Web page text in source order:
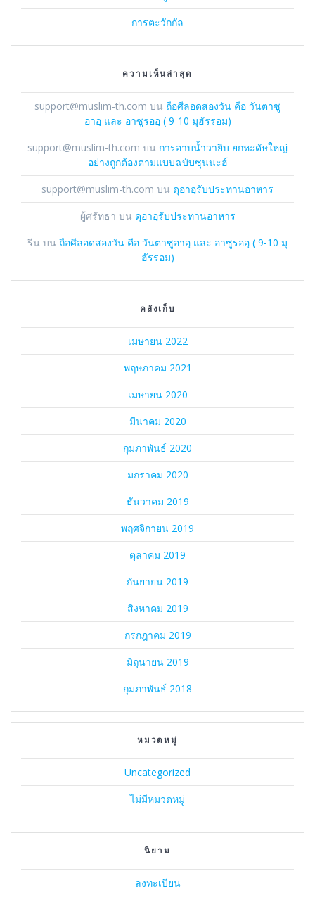
การตะวักกัล
ความเห็นล่าสุด
support@muslim-th.com บน ถือศีลอดสองวัน คือ วันตาซู
อาอฺ และ อาซูรออฺ ( 9-10 มุฮัรรอม)
support@muslim-th.com บน การอาบน้ำวายิบ ยกหะดัษใหญ่
อย่างถูกต้องตามแบบฉบับซุนนะฮ์
support@muslim-th.com บน ดุอาอฺรับประทานอาหาร
ผู้ศรัทธา บน ดุอาอฺรับประทานอาหาร
รีน บน ถือศีลอดสองวัน คือ วันตาซูอาอฺ และ อาซูรออฺ ( 9-10 มุ
ฮัรรอม)
คลังเก็บ
เมษายน 2022
พฤษภาคม 2021
เมษายน 2020
มีนาคม 2020
กุมภาพันธ์ 2020
มกราคม 2020
ธันวาคม 2019
พฤศจิกายน 2019
ตุลาคม 2019
กันยายน 2019
สิงหาคม 2019
กรกฎาคม 2019
มิถุนายน 2019
กุมภาพันธ์ 2018
หมวดหมู่
Uncategorized
ไม่มีหมวดหมู่
นิยาม
ลงทะเบียน